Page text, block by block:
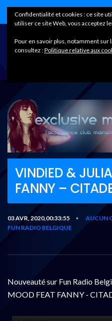
VINDIED &
FANNY –
03 AVR, 2020,00:33:55 • AUCUN
FUN RADIO BELGIQUE
Nouveauté sur Fun Radio
MOOD FEAT FANNY -
Confidentialité et cookies : ce site
utiliser ce site Web, vous acceptez
Pour en savoir plus, notamment sur
consultez :Politique relative aux